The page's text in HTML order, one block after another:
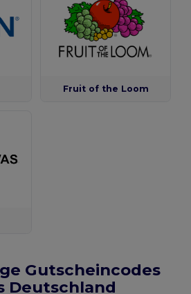
Fruit of the Loom
Gutscheincodes
Deutschland